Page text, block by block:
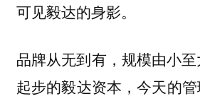
可见毅达的身影。
品牌从无到有，规模由小
起步的毅达资本，今天的